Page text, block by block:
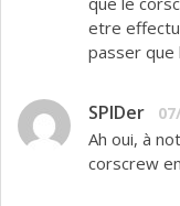
etre
passer que
SPIDer
Ah oui, à
corscrew